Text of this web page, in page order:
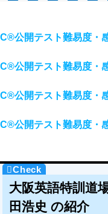
公開テスト難易度・
公開テスト難易度・
公開テスト難易度・
公開テスト難易度・
大阪英語特訓道
田浩史 の紹介